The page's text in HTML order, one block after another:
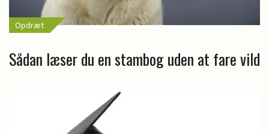
Opdræt
Sådan læser du en stambog uden at fare vild